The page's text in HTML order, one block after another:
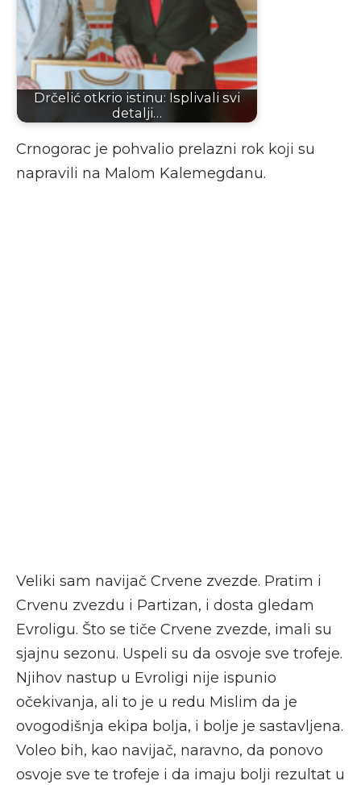
Drčelić otkrio istinu: Isplivali svi
detalji…
Crnogorac je pohvalio prelazni rok koji su
napravili na Malom Kalemegdanu.
Veliki sam navijač Crvene zvezde. Pratim i
Crvenu zvezdu i Partizan, i dosta gledam
Evroligu. Što se tiče Crvene zvezde, imali su
sjajnu sezonu. Uspeli su da osvoje sve trofeje.
Njihov nastup u Evroligi nije ispunio
očekivanja, ali to je u redu Mislim da je
ovogodišnja ekipa bolja, i bolje je sastavljena.
Voleo bih, kao navijač, naravno, da ponovo
osvoje sve te trofeje i da imaju bolji rezultat u